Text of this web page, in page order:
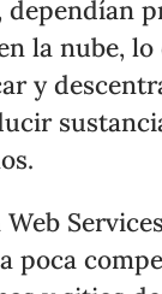
la nube,
y
poca